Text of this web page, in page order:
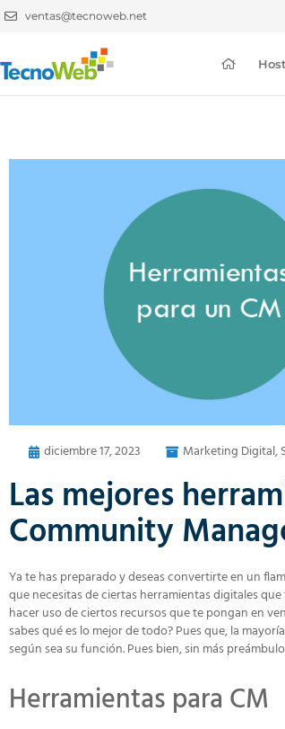
ventas@tecnoweb.net
diciembre 17, 2023 Marketing Digital,
Las mejores
Community
Ya te has preparado y deseas convertirte en un
que necesitas de ciertas herramientas digitales
hacer uso de ciertos recursos que te pongan en
sabes qué es lo mejor de todo? Pues que, la
según sea su función. Pues bien, sin más
Herramientas para CM